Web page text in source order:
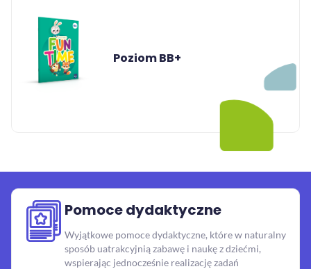
Poziom BB+
Pomoce dydaktyczne
Wyjątkowe pomoce dydaktyczne, które w naturalny
sposób uatrakcyjnią zabawę i naukę z dziećmi,
wspierając jednocześnie realizację zadań